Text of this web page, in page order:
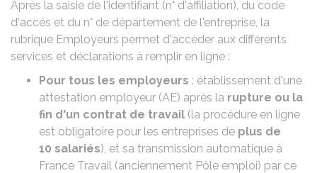
Après la saisie de l'identifiant (n° d'affiliation), du code
d'accès et du n° de département de l'entreprise, la
rubrique Employeurs permet d'accéder aux différents
services et déclarations à remplir en ligne :
Pour tous les employeurs : établissement d'une
attestation employeur (AE) après la rupture ou la
fin d'un contrat de travail (la procédure en ligne
est obligatoire pour les entreprises de plus de
10 salariés), et sa transmission automatique à
France Travail (anciennement Pôle emploi) par ce